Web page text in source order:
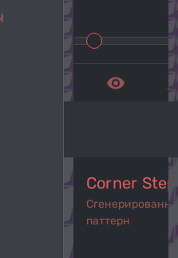
remove_red_eye
Corner
паттерн